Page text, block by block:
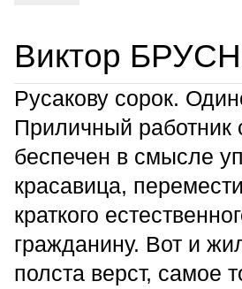
Виктор
Русакову сорок.
Приличный
беспечен в смысле
красавица,
краткого
гражданину. Вот и
полста верст, самое